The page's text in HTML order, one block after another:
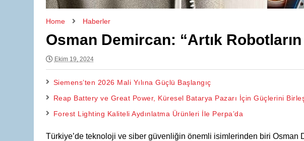
Home Haberler
Osman Demircan: “Artık
Ekim 19, 2024
Siemens’ten 2026 Mali Yılına Güçlü Başlangıç
Reap Battery ve Great Power, Küresel Batarya Pazarı İçin Güçlerini
Forest Lighting Kaliteli Aydınlatma Ürünleri İle Perpa’da
Türkiye’de teknoloji ve siber güvenliğin önemli isimlerinden biri Osman